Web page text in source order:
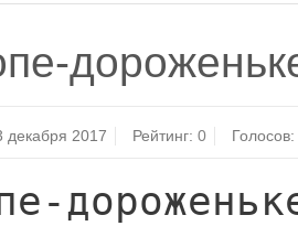
декабря 2017 Рейтинг:0 Голосов: